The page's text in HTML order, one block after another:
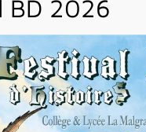
de la classe de
élèves de MS ont
pommes : yaourt,